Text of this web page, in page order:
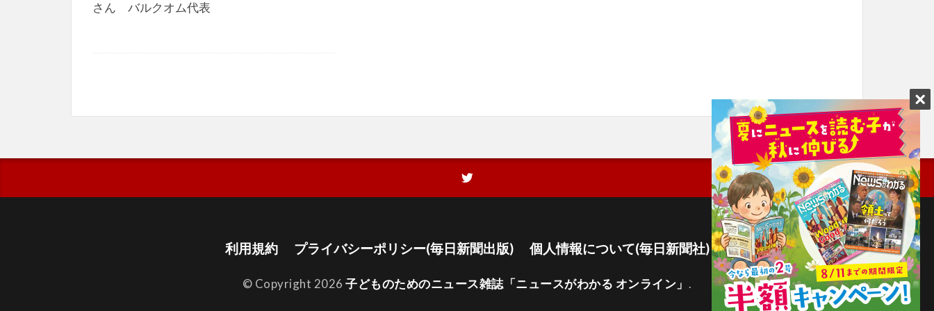
さん バルクオム代表
利用規約 プライバシーポリシー(毎日新聞出版) 個人情報について(毎日新聞社)
© Copyright 2026子どものためのニュース雑誌「ニュースがわかる オンライン」 .